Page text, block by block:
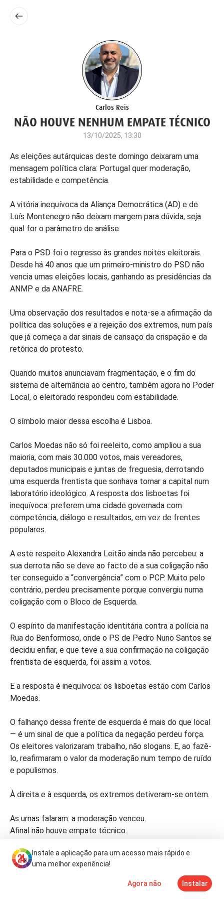
Carlos Reis
NÃO HOUVE NENHUM EMPATE TÉCNICO
13/10/2025, 13:30
As eleições autárquicas deste domingo deixaram uma
mensagem política clara: Portugal quer moderação,
estabilidade e competência.
A vitória inequívoca da Aliança Democrática (AD) e de
Luís Montenegro não deixam margem para dúvida, seja
qual for o parâmetro de análise.
Para o PSD foi o regresso às grandes noites eleitorais.
Desde há 40 anos que um primeiro-ministro do PSD não
vencia umas eleições locais, ganhando as presidências da
ANMP e da ANAFRE.
Uma observação dos resultados e nota-se a afirmação da
política das soluções e a rejeição dos extremos, num país
que já começa a dar sinais de cansaço da crispação e da
retórica do protesto.
Quando muitos anunciavam fragmentação, e o fim do
sistema de alternância ao centro, também agora no Poder
Local, o eleitorado respondeu com estabilidade.
O símbolo maior dessa escolha é Lisboa.
Carlos Moedas não só foi reeleito, como ampliou a sua
maioria, com mais 30.000 votos, mais vereadores,
deputados municipais e juntas de freguesia, derrotando
uma esquerda frentista que sonhava tornar a capital num
laboratório ideológico. A resposta dos lisboetas foi
inequívoca: preferem uma cidade governada com
competência, diálogo e resultados, em vez de frentes
populares.
A este respeito Alexandra Leitão ainda não percebeu: a
sua derrota não se deve ao facto de a sua coligação não
ter conseguido a “convergência” com o PCP. Muito pelo
contrário, perdeu precisamente porque convergiu numa
coligação com o Bloco de Esquerda.
O espírito da manifestação identitária contra a polícia na
Rua do Benformoso, onde o PS de Pedro Nuno Santos se
decidiu enfiar, e que teve a sua confirmação na coligação
frentista de esquerda, foi assim a votos.
E a resposta é inequívoca: os lisboetas estão com Carlos
Moedas.
O falhanço dessa frente de esquerda é mais do que local
— é um sinal de que a política da negação perdeu força.
Os eleitores valorizaram trabalho, não slogans. E, ao fazê-
lo, reafirmaram o valor da moderação num tempo de ruído
e populismos.
À direita e à esquerda, os extremos detiveram-se ontem.
As urnas falaram: a moderação venceu.
Afinal não houve empate técnico.
Mais
Instale a aplicação para um acesso mais rápido e
uma melhor experiência!
Agora não Instalar